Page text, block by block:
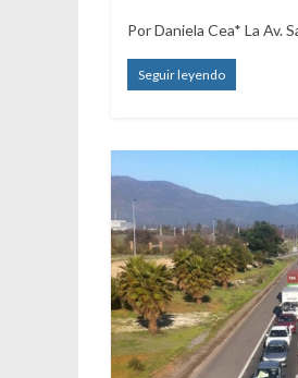
Por Daniela Cea* La Av.
Seguir leyendo